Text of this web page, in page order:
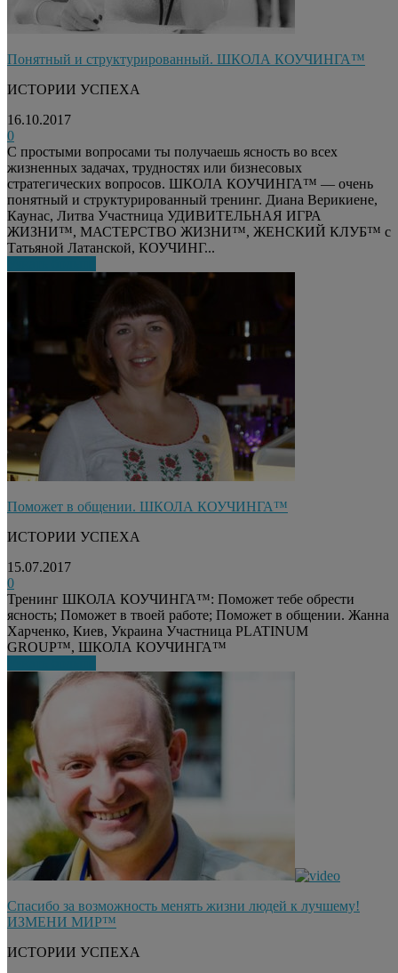
Понятный и структурированный. ШКОЛА КОУЧИНГА™
ИСТОРИИ УСПЕХА
16.10.2017
0
С простыми вопросами ты получаешь ясность во всех
жизненных задачах, трудностях или бизнесовых
стратегических вопросов. ШКОЛА КОУЧИНГА™ — очень
понятный и структурированный тренинг. Диана Верикиене,
Каунас, Литва Участница УДИВИТЕЛЬНАЯ ИГРА
ЖИЗНИ™, МАСТЕРСТВО ЖИЗНИ™, ЖЕНСКИЙ КЛУБ™ c
Татьяной Латанской, КОУЧИНГ...
Поможет в общении. ШКОЛА КОУЧИНГА™
ИСТОРИИ УСПЕХА
15.07.2017
0
Тренинг ШКОЛА КОУЧИНГА™: Поможет тебе обрести
ясность; Поможет в твоей работе; Поможет в общении. Жанна
Харченко, Киев, Украина Участница PLATINUM
GROUP™, ШКОЛА КОУЧИНГА™
Спасибо за возможность менять жизни людей к лучшему!
ИЗМЕНИ МИР™
ИСТОРИИ УСПЕХА